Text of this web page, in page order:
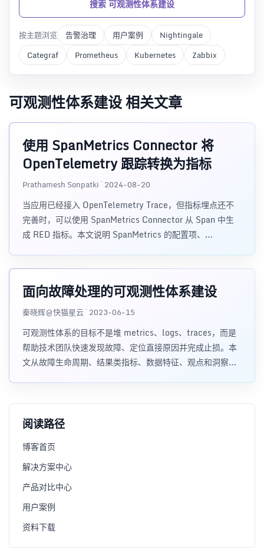
搜索 可观测性体系建设
按主题浏览 告警治理 用户案例
Nightingale
Categraf
Prometheus Kubernetes Zabbix
可观测性体系建设 相关文章
使用 SpanMetrics Connector 将
OpenTelemetry 跟踪转换为指标
Prathamesh Sonpatki · 2024-08-20
当应用已经接入 OpenTelemetry Trace，但指标埋点还不
完善时，可以使用 SpanMetrics Connector 从 Span 中生
成 RED 指标。本文说明 SpanMetrics 的配置项、
面向故障处理的可观测性体系建设
秦晓辉@快猫星云 · 2023-06-15
可观测性体系的目标不是堆 metrics、logs、traces，而是
帮助技术团队快速发现故障、定位直接原因并完成止损。本
文从故障生命周期、结果类指标、数据特征、观点和洞察几
阅读路径
博客首页
解决方案中心
产品对比中心
用户案例
资料下载